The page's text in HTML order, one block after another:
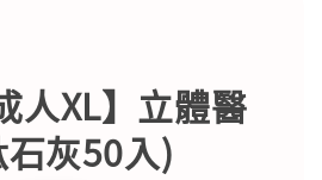
人XL】立體醫
灰50入)